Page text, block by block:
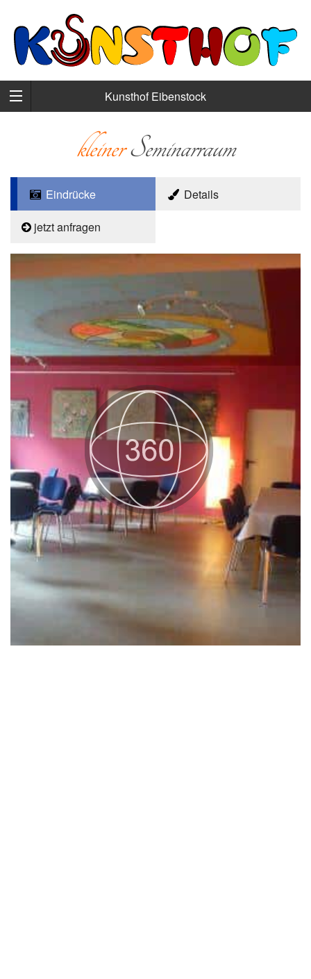
Kunsthof Eibenstock
kleinerSeminarraum
Eindrücke
Details
jetzt anfragen